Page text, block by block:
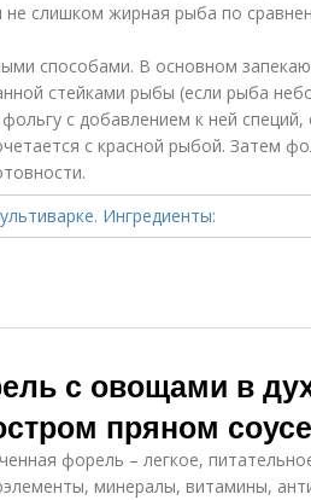
не слишком жирная рыба по
способами. В основном
стейками рыбы (если рыба
с добавлением к ней специй,
с красной рыбой. Затем
с овощами в
пряном соусе
форель – легкое,
минералы, витамины,